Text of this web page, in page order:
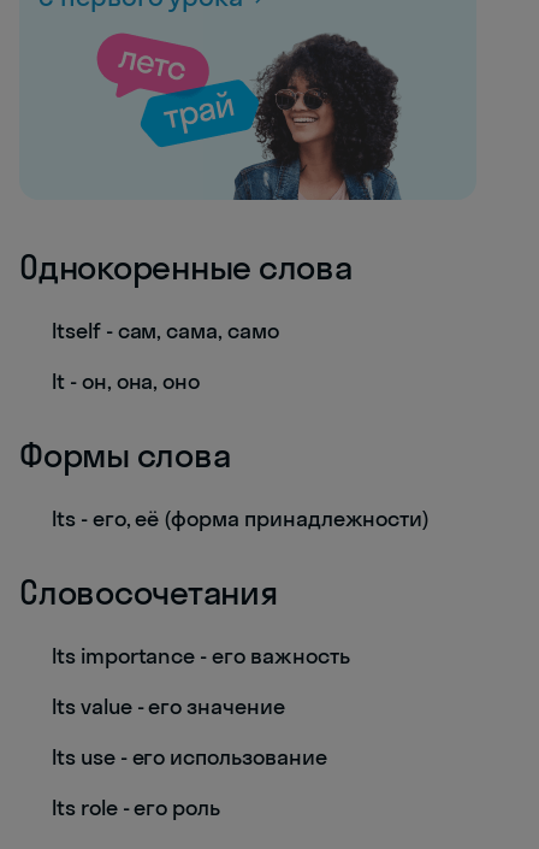
Однокоренные слова
Itself - сам, сама, само
It - он, она, оно
Формы слова
Its - его, её (форма принадлежности)
Словосочетания
Its importance - его важность
Its value - его значение
Its use - его использование
Its role - его роль